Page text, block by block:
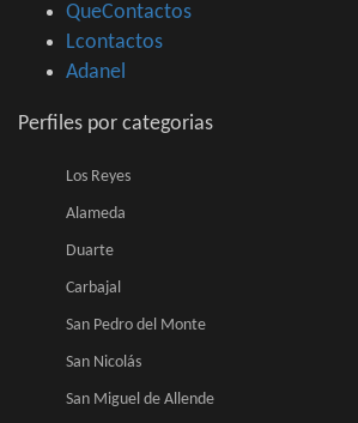
QueContactos
Lcontactos
Adanel
Perfiles por categorias
Los Reyes
Alameda
Duarte
Carbajal
San Pedro del Monte
San Nicolás
San Miguel de Allende